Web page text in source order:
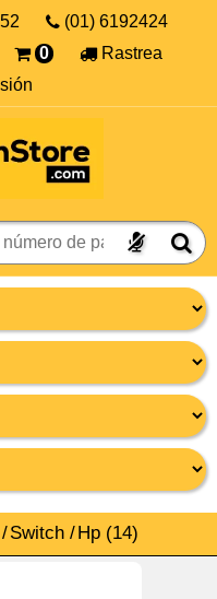
(01) 6192424
0
Rastrea
/Switch /Hp (14)